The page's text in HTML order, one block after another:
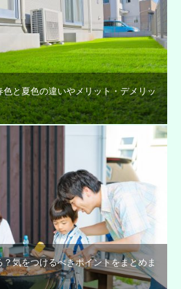
と夏色の違いやメリット・デメリッ
気をつけるべきポイントをまとめま